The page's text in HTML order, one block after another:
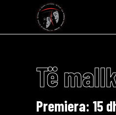
Të
Premiera: 15